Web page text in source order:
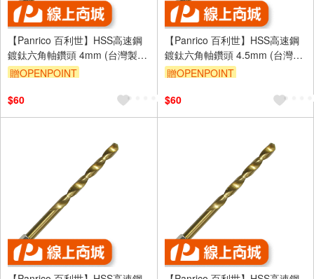
【Panrico 百利世】HSS高速鋼
鍍鈦六角軸鑽頭 4mm (台灣製
造)
贈OPENPOINT
$60
【Panrico 百利世】HSS高速鋼
鍍鈦六角軸鑽頭 4.5mm (台灣製
造)
贈OPENPOINT
$60